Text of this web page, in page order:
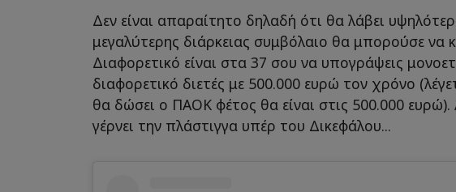
Δεν είναι απαραίτητο δηλαδή ότι θα λάβει
μεγαλύτερης διάρκειας συμβόλαιο θα μπορούσε να
Διαφορετικό είναι στα 37 σου να υπογράψεις
διαφορετικό διετές με 500.000 ευρώ τον χρόνο
θα δώσει ο ΠΑΟΚ φέτος θα είναι στις 500.000
γέρνει την πλάστιγγα υπέρ του Δικεφάλου...